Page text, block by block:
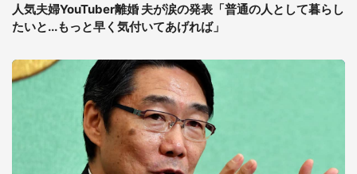
人気夫婦YouTuber離婚 夫が涙の発表「普通の人として暮らし
たいと...もっと早く気付いてあげれば」